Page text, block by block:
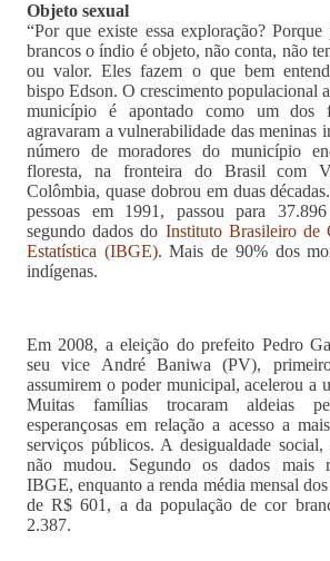
Objeto sexual
“Por que existe essa exploração? Porque
brancos o índio é objeto, não conta, não
ou valor. Eles fazem o que bem
bispo Edson. O crescimento populacional
município é apontado como um dos
agravaram a vulnerabilidade das meninas
número de moradores do município
floresta, na fronteira do Brasil com
Colômbia, quase dobrou em duas
pessoas em 1991, passou para
segundo dados do Instituto Brasileiro de
Estatística (IBGE). Mais de 90% dos
indígenas.
Em 2008, a eleição do prefeito Pedro
seu vice André Baniwa (PV),
assumirem o poder municipal, acelerou a
Muitas famílias trocaram aldeias
esperançosas em relação a acesso a
serviços públicos. A desigualdade social,
não mudou. Segundo os dados mais
IBGE, enquanto a renda média mensal
de R$ 601, a da população de cor
2.387.